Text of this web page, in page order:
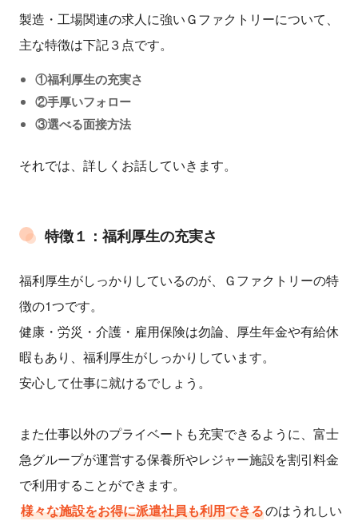
製造・工場関連の求人に強いＧファクトリーについて、
主な特徴は下記３点です。
①福利厚生の充実さ
②手厚いフォロー
③選べる面接方法
それでは、詳しくお話していきます。
特徴１：福利厚生の充実さ
福利厚生がしっかりしているのが、Ｇファクトリーの特
徴の1つです。
健康・労災・介護・雇用保険は勿論、厚生年金や有給休
暇もあり、福利厚生がしっかりしています。
安心して仕事に就けるでしょう。
また仕事以外のプライベートも充実できるように、富士
急グループが運営する保養所やレジャー施設を割引料金
で利用することができます。
様々な施設をお得に派遣社員も利用できるのはうれしい